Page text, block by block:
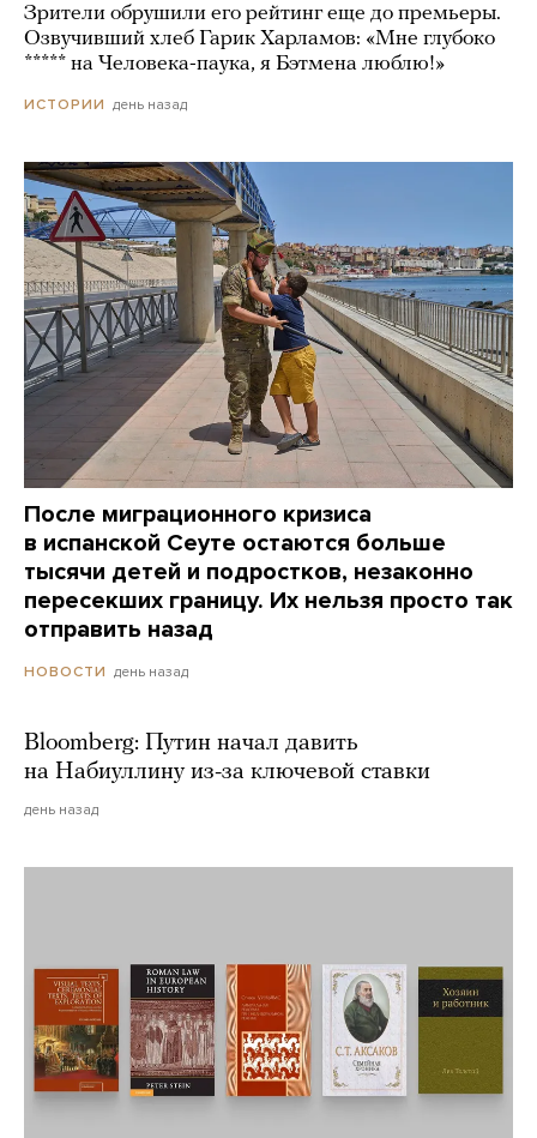
Зрители обрушили его рейтинг еще до премьеры.
Озвучивший хлеб Гарик Харламов: «Мне глубоко
***** на Человека-паука, я Бэтмена люблю!»
ИСТОРИИ день назад
После миграционного кризиса
в испанской Сеуте остаются больше
тысячи детей и подростков, незаконно
пересекших границу. Их нельзя просто так
отправить назад
НОВОСТИ день назад
Bloomberg: Путин начал давить
на Набиуллину из-за ключевой ставки
день назад